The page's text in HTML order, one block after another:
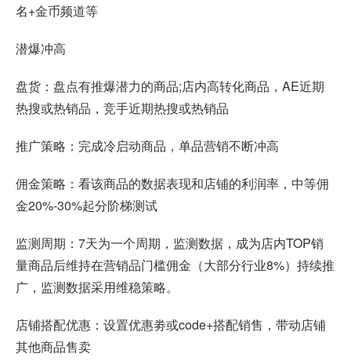
名+金币频道等
潜爆冲高
盘货：盘点有推爆潜力的商品;店内高转化商品，AE近期
热搜或热销品，竞手近期热搜或热销品
推广策略：完成冷启动商品，单品营销不断冲高
佣金策略：看该商品的数据表现和店铺的利润率，中等佣
金20%-30%起分阶梯测试
监测周期：7天为一个周期，监测数据，成为店内TOP销
量商品后维持在营销品门槛佣金（大部分行业8%）持续推
广，监测数据采用维稳策略。
店铺搭配优惠：设置优惠劵或code+搭配销售，带动店铺
其他商品售卖